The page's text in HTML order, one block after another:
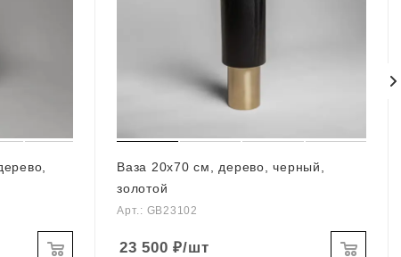
Ваза 20х70 см, дерево, черный,
золотой
Арт.: GB23102
23 500 ₽/шт